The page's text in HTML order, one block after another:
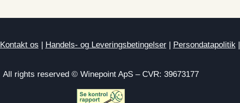
Kontakt os | Handels- og Leveringsbetingelser| Persondatapolitik|
All rights reserved © Winepoint ApS – CVR: 39673177